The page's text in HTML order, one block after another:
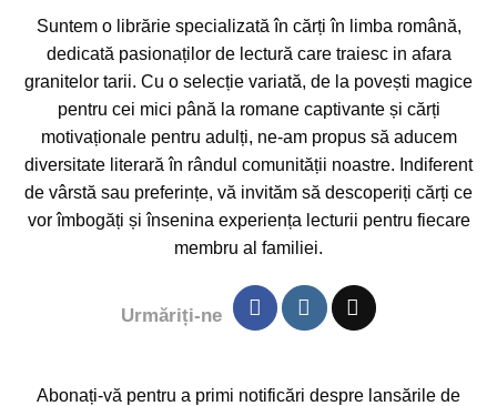
Suntem o librărie specializată în cărți în limba română,
dedicată pasionaților de lectură care traiesc in afara
granitelor tarii. Cu o selecție variată, de la povești magice
pentru cei mici până la romane captivante și cărți
motivaționale pentru adulți, ne-am propus să aducem
diversitate literară în rândul comunității noastre. Indiferent
de vârstă sau preferințe, vă invităm să descoperiți cărți ce
vor îmbogăți și însenina experiența lecturii pentru fiecare
membru al familiei.
Urmăriți-ne
Abonați-vă pentru a primi notificări despre lansările de